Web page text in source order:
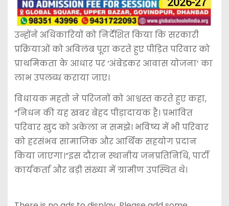
उन्होंने अधिकारियों को निर्देशित किया कि सरकारी
प्रक्रियाओं को अविलंब पूरा करते हुए पीड़ित परिवार को
प्राथमिकता के आधार पर ‘अंबेडकर आवास योजना’ का
लाभ उपलब्ध कराया जाए।
विधायक महतो ने परिजनों को आश्वस्त करते हुए कहा,
“निधन की यह खबर बेहद पीड़ादायक है। प्रभावित
परिवार खुद को अकेला न समझे। भविष्य में भी परिवार
को हरसंभव सामाजिक और आर्थिक सहयोग प्रदान
किया जाएगा।”इस दौरान स्थानीय जनप्रतिनिधि, पार्टी
कार्यकर्ता और बड़ी संख्या में ग्रामीण उपस्थित थे।